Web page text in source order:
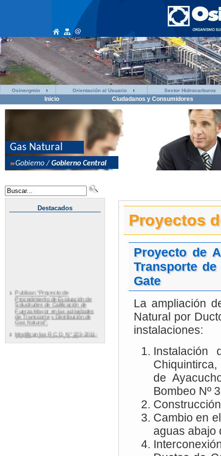
Osinergmin Orientación al Usuario Sector Hidrocarburos
Inicio Ciudadanos y Consumidores